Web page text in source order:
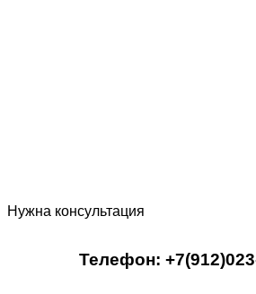
Нужна консультация
Телефон: